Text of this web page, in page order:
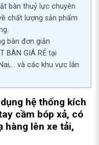
bàn thuỷ lực chuyên
chất lượng sản phẩm
bàn đơn giản
BÀN GIÁ RẺ tại
và các khu vực lân
hệ thống kích
cầm bóp xả, có
hàng lên xe tải,